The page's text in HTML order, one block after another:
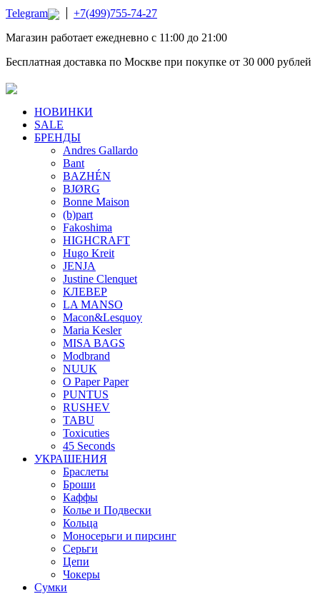
Telegram
+7(499)755-74-27
Магазин работает ежедневно с 11:00 до 21:00
Бесплатная доставка по Москве при покупке от 30 000 рублей
НОВИНКИ
SALE
БРЕНДЫ
Andres Gallardo
Bant
BAZHÉN
BJØRG
Bonne Maison
(b)part
Fakoshima
HIGHCRAFT
Hugo Kreit
JENJA
Justine Clenquet
КЛЕВЕР
LA MANSO
Macon&Lesquoy
Maria Kesler
MISA BAGS
Modbrand
NUUK
O Paper Paper
PUNTUS
RUSHEV
TABU
Toxicuties
45 Seconds
УКРАШЕНИЯ
Браслеты
Броши
Каффы
Колье и Подвески
Кольца
Моносерьги и пирсинг
Серьги
Цепи
Чокеры
Сумки